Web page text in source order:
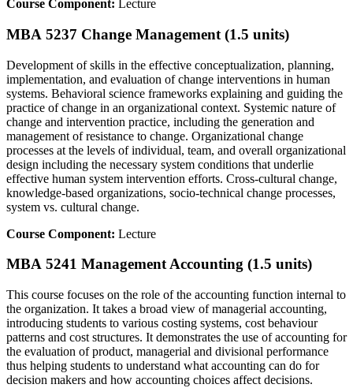
Course Component: Lecture
MBA 5237 Change Management (1.5 units)
Development of skills in the effective conceptualization, planning,
implementation, and evaluation of change interventions in human
systems. Behavioral science frameworks explaining and guiding the
practice of change in an organizational context. Systemic nature of
change and intervention practice, including the generation and
management of resistance to change. Organizational change
processes at the levels of individual, team, and overall organizational
design including the necessary system conditions that underlie
effective human system intervention efforts. Cross-cultural change,
knowledge-based organizations, socio-technical change processes,
system vs. cultural change.
Course Component: Lecture
MBA 5241 Management Accounting (1.5 units)
This course focuses on the role of the accounting function internal to
the organization. It takes a broad view of managerial accounting,
introducing students to various costing systems, cost behaviour
patterns and cost structures. It demonstrates the use of accounting for
the evaluation of product, managerial and divisional performance
thus helping students to understand what accounting can do for
decision makers and how accounting choices affect decisions.